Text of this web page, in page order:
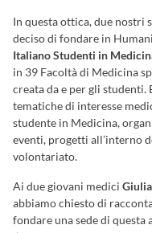
In questa ottica, due nostri
deciso di fondare in
Italiano Studenti in
in 39 Facoltà di Medicina
creata da e per gli studenti.
tematiche di interesse
studente in Medicina,
eventi, progetti all’interno
volontariato.
Ai due giovani medici
abbiamo chiesto di
fondare una sede di questa